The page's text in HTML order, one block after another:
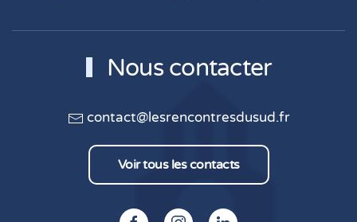
Nous contacter
contact@lesrencontresdusud.fr
Voir tous les contacts